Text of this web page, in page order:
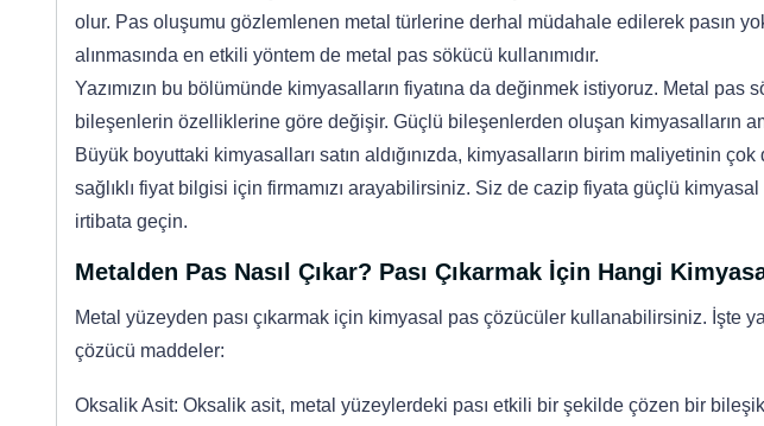
olur. Pas oluşumu gözlemlenen metal türlerine derhal müdahale edilerek pasın
alınmasında en etkili yöntem de metal pas sökücü kullanımıdır.
Yazımızın bu bölümünde kimyasalların fiyatına da değinmek istiyoruz. Metal pas
bileşenlerin özelliklerine göre değişir. Güçlü bileşenlerden oluşan kimyasalların
Büyük boyuttaki kimyasalları satın aldığınızda, kimyasalların birim maliyetinin
sağlıklı fiyat bilgisi için firmamızı arayabilirsiniz. Siz de cazip fiyata güçlü
irtibata geçin.
Metalden Pas Nasıl Çıkar? Pası Çıkarmak İçin Hangi
Metal yüzeyden pası çıkarmak için kimyasal pas çözücüler kullanabilirsiniz. İşte
çözücü maddeler:
Oksalik Asit: Oksalik asit, metal yüzeylerdeki pası etkili bir şekilde çözen bir